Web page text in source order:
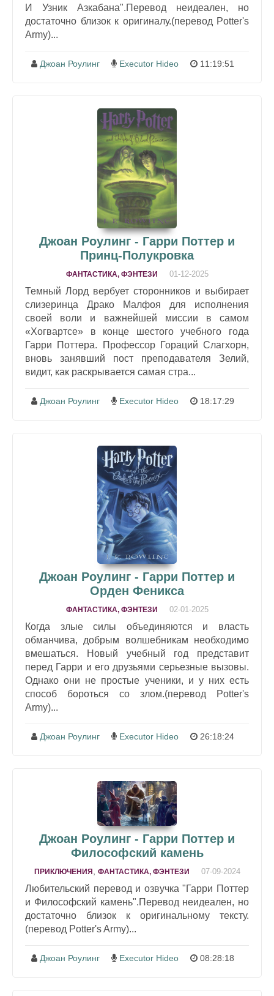
И Узник Азкабана".Перевод неидеален, но
достаточно близок к оригиналу.(перевод Potter's
Army)...
Джоан Роулинг Executor Hideo 11:19:51
Джоан Роулинг - Гарри Поттер и
Принц-Полукровка
ФАНТАСТИКА, ФЭНТЕЗИ 01-12-2025
Темный Лорд вербует сторонников и выбирает
слизеринца Драко Малфоя для исполнения
своей воли и важнейшей миссии в самом
«Хогвартсе» в конце шестого учебного года
Гарри Поттера. Профессор Гораций Слагхорн,
вновь занявший пост преподавателя Зелий,
видит, как раскрывается самая стра...
Джоан Роулинг Executor Hideo 18:17:29
Джоан Роулинг - Гарри Поттер и
Орден Феникса
ФАНТАСТИКА, ФЭНТЕЗИ 02-01-2025
Когда злые силы объединяются и власть
обманчива, добрым волшебникам необходимо
вмешаться. Новый учебный год представит
перед Гарри и его друзьями серьезные вызовы.
Однако они не простые ученики, и у них есть
способ бороться со злом.(перевод Potter's
Army)...
Джоан Роулинг Executor Hideo 26:18:24
Джоан Роулинг - Гарри Поттер и
Философский камень
ПРИКЛЮЧЕНИЯ ФАНТАСТИКА, ФЭНТЕЗИ 07-09-2024
Любительский перевод и озвучка "Гарри Поттер
и Философский камень".Перевод неидеален, но
достаточно близок к оригинальному тексту.
(перевод Potter's Army)...
Джоан Роулинг Executor Hideo 08:28:18